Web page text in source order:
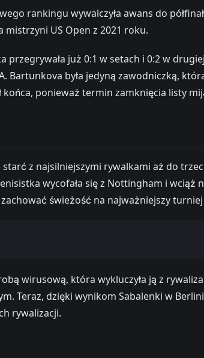
rankingu wywalczyła awans do
US Open z 2021 roku.
już 0:1 w setach i 0:2 w
była jedyną zawodniczką,
ponieważ termin zamknięcia listy
z najsilniejszymi rywalkami aż do
wycofała się z Nottingham i wciąż
świeżość na najważniejszy
wirusową, która wykluczyła ją z
Teraz, dzięki wynikom Sabalenki w
rywalizacji.